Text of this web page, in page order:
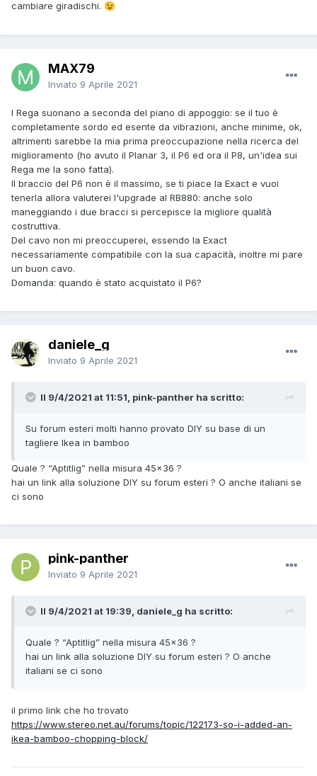
cambiare giradischi. 😉
MAX79
Inviato 9 Aprile 2021
I Rega suonano a seconda del piano di appoggio: se il tuo è
completamente sordo ed esente da vibrazioni, anche minime, ok,
altrimenti sarebbe la mia prima preoccupazione nella ricerca del
miglioramento (ho avuto il Planar 3, il P6 ed ora il P8, un'idea sui
Rega me la sono fatta).
Il braccio del P6 non è il massimo, se ti piace la Exact e vuoi
tenerla allora valuterei l'upgrade al RB880: anche solo
maneggiando i due bracci si percepisce la migliore qualità
costruttiva.
Del cavo non mi preoccuperei, essendo la Exact
necessariamente compatibile con la sua capacità, inoltre mi pare
un buon cavo.
Domanda: quando è stato acquistato il P6?
daniele_g
Inviato 9 Aprile 2021
Il 9/4/2021 at 11:51, pink-panther ha scritto:
Su forum esteri molti hanno provato DIY su base di un
tagliere Ikea in bamboo
Quale ? “Aptitlig” nella misura 45x36 ?
hai un link alla soluzione DIY su forum esteri ? O anche italiani se
ci sono
pink-panther
Inviato 9 Aprile 2021
Il 9/4/2021 at 19:39, daniele_g ha scritto:
Quale ? “Aptitlig” nella misura 45x36 ?
hai un link alla soluzione DIY su forum esteri ? O anche
italiani se ci sono
il primo link che ho trovato
https://www.stereo.net.au/forums/topic/122173-so-i-added-an-
ikea-bamboo-chopping-block/